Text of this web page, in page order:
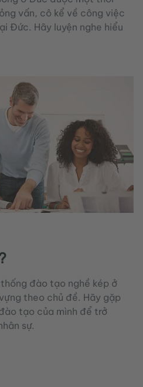
vấn, cô kể về công việc
Đức. Hãy luyện nghe hiểu
đào tạo nghề kép ở
theo chủ đề. Hãy gặp
tạo của mình để trở
sự.